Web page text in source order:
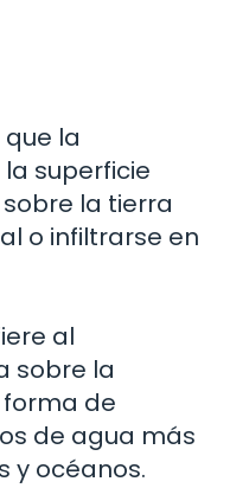
que la
superficie
la tierra
o infiltrarse en
al
sobre la
forma de
de agua más
y océanos.